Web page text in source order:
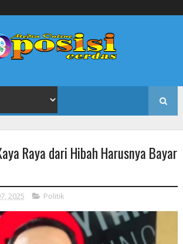
Raya dari Hibah Harusnya Bayar
2025 Politik